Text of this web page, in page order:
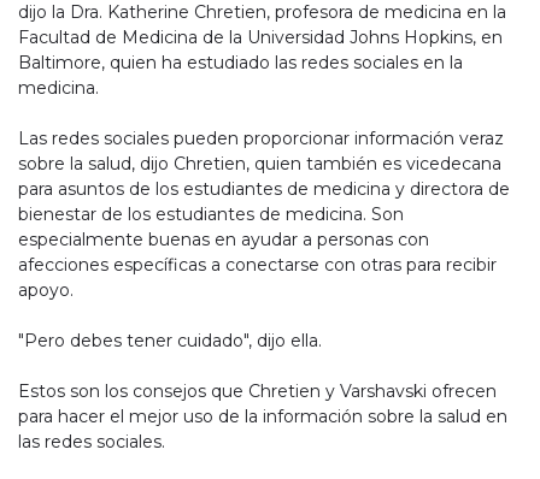
dijo la Dra. Katherine Chretien, profesora de medicina en la
Facultad de Medicina de la Universidad Johns Hopkins, en
Baltimore, quien ha estudiado las redes sociales en la
medicina.
Las redes sociales pueden proporcionar información veraz
sobre la salud, dijo Chretien, quien también es vicedecana
para asuntos de los estudiantes de medicina y directora de
bienestar de los estudiantes de medicina. Son
especialmente buenas en ayudar a personas con
afecciones específicas a conectarse con otras para recibir
apoyo.
"Pero debes tener cuidado", dijo ella.
Estos son los consejos que Chretien y Varshavski ofrecen
para hacer el mejor uso de la información sobre la salud en
las redes sociales.